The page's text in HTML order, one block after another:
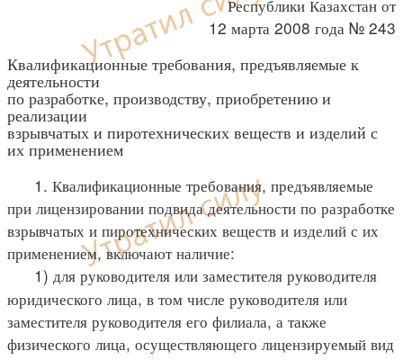
Республики Казахстан от
12 марта 2008 года № 243
Квалификационные требования, предъявляемые к
деятельности
по разработке, производству, приобретению и
реализации
взрывчатых и пиротехнических веществ и изделий с
их применением
1. Квалификационные требования, предъявляемые
при лицензировании подвида деятельности по разработке
взрывчатых и пиротехнических веществ и изделий с их
применением, включают наличие:
1) для руководителя или заместителя руководителя
юридического лица, в том числе руководителя или
заместителя руководителя его филиала, а также
физического лица, осуществляющего лицензируемый вид